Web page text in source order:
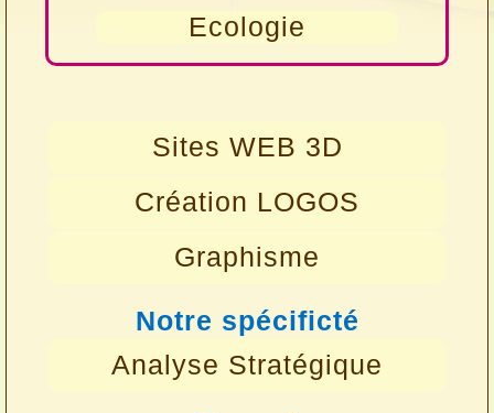
Ecologie
Sites WEB 3D
Création LOGOS
Graphisme
Notre spécificté
Analyse Stratégique